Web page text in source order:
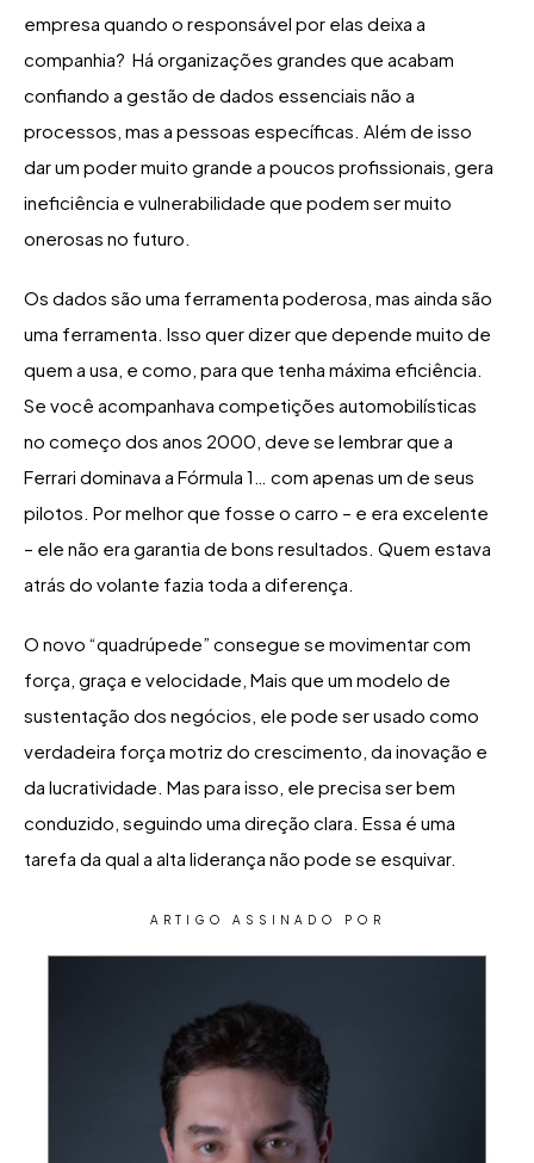
empresa quando o responsável por elas deixa a
companhia? Há organizações grandes que acabam
confiando a gestão de dados essenciais não a
processos, mas a pessoas específicas. Além de isso
dar um poder muito grande a poucos profissionais, gera
ineficiência e vulnerabilidade que podem ser muito
onerosas no futuro.
Os dados são uma ferramenta poderosa, mas ainda são
uma ferramenta. Isso quer dizer que depende muito de
quem a usa, e como, para que tenha máxima eficiência.
Se você acompanhava competições automobilísticas
no começo dos anos 2000, deve se lembrar que a
Ferrari dominava a Fórmula 1… com apenas um de seus
pilotos. Por melhor que fosse o carro – e era excelente
– ele não era garantia de bons resultados. Quem estava
atrás do volante fazia toda a diferença.
O novo “quadrúpede” consegue se movimentar com
força, graça e velocidade, Mais que um modelo de
sustentação dos negócios, ele pode ser usado como
verdadeira força motriz do crescimento, da inovação e
da lucratividade. Mas para isso, ele precisa ser bem
conduzido, seguindo uma direção clara. Essa é uma
tarefa da qual a alta liderança não pode se esquivar.
ARTIGO ASSINADO POR